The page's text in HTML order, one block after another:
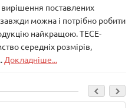
вирішення поставлених
можна і потрібно робити
найкращою. ТЕСЕ-
середніх розмірів,
Докладніше...